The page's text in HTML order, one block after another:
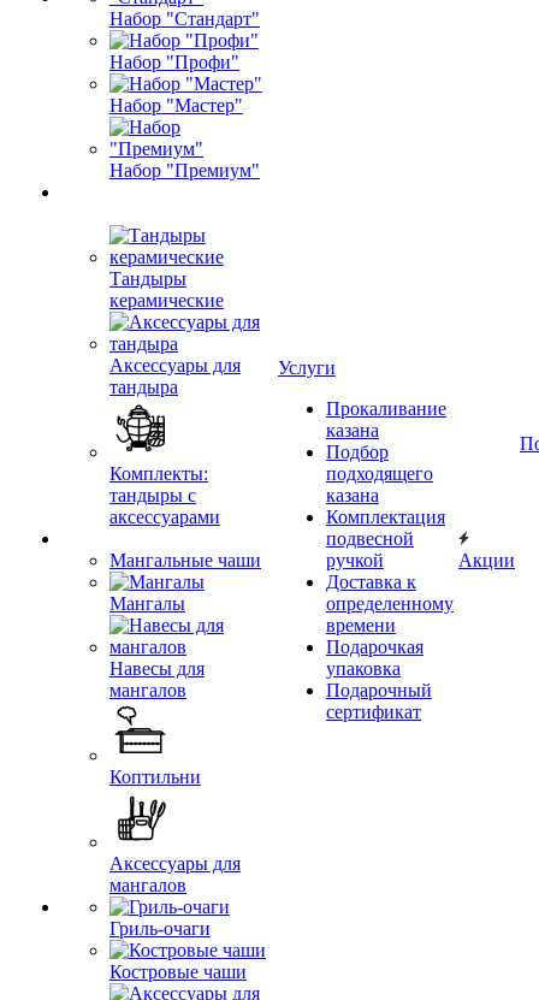
Набор "Стандарт"
Набор "Профи"
Набор "Мастер"
Набор "Премиум"
Тандыры
керамические
Аксессуары для
тандыра
Комплекты:
тандыры с
аксессуарами
Мангальные чаши
Мангалы
Навесы для
мангалов
Коптильни
Аксессуары для
мангалов
Гриль-очаги
Костровые чаши
Услуги
Прокаливание
казана
Подбор
подходящего
казана
Комплектация
подвесной
ручкой
Доставка к
определенному
времени
Подарочкая
упаковка
Подарочный
сертификат
Акции